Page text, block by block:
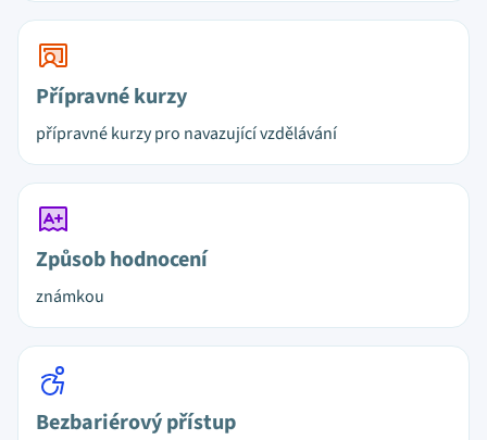
Přípravné kurzy
přípravné kurzy pro navazující vzdělávání
Způsob hodnocení
známkou
Bezbariérový přístup